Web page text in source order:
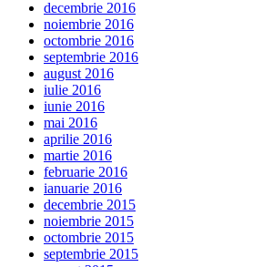
decembrie 2016
noiembrie 2016
octombrie 2016
septembrie 2016
august 2016
iulie 2016
iunie 2016
mai 2016
aprilie 2016
martie 2016
februarie 2016
ianuarie 2016
decembrie 2015
noiembrie 2015
octombrie 2015
septembrie 2015